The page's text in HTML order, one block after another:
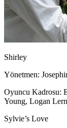
Shirley
Yönetmen:
Oyuncu Kadrosu:
Young, Logan
Sylvie’s Love